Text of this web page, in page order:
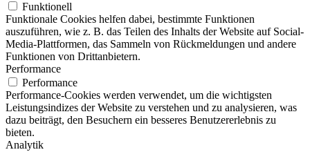
Funktionell
Funktionale Cookies helfen dabei, bestimmte Funktionen
auszuführen, wie z. B. das Teilen des Inhalts der Website auf Social-
Media-Plattformen, das Sammeln von Rückmeldungen und andere
Funktionen von Drittanbietern.
Performance
Performance
Performance-Cookies werden verwendet, um die wichtigsten
Leistungsindizes der Website zu verstehen und zu analysieren, was
dazu beiträgt, den Besuchern ein besseres Benutzererlebnis zu
bieten.
Analytik